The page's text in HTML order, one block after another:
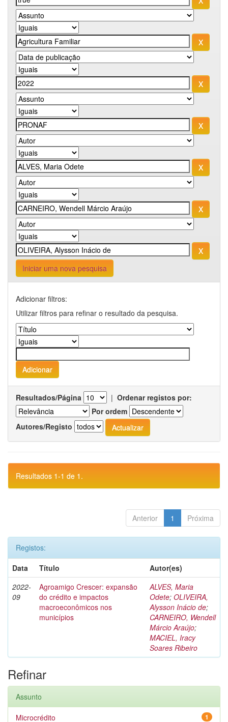
Iniciar uma nova pesquisa
Adicionar filtros:
Utilizar filtros para refinar o resultado da pesquisa.
Resultados/Página | Ordenar registos por:
Por ordem
Autores/Registo
Resultados 1-1 de 1.
Anterior 1 Próxima
Registos:
Data
Título
Autor(es)
2022-
09
Agroamigo Crescer: expansão
do crédito e impactos
macroeconômicos nos
municípios
ALVES, Maria
Odete; OLIVEIRA,
Alysson Inácio de;
CARNEIRO, Wendell
Márcio Araújo;
MACIEL, Iracy
Soares Ribeiro
Refinar
Assunto
1
Microcrédito